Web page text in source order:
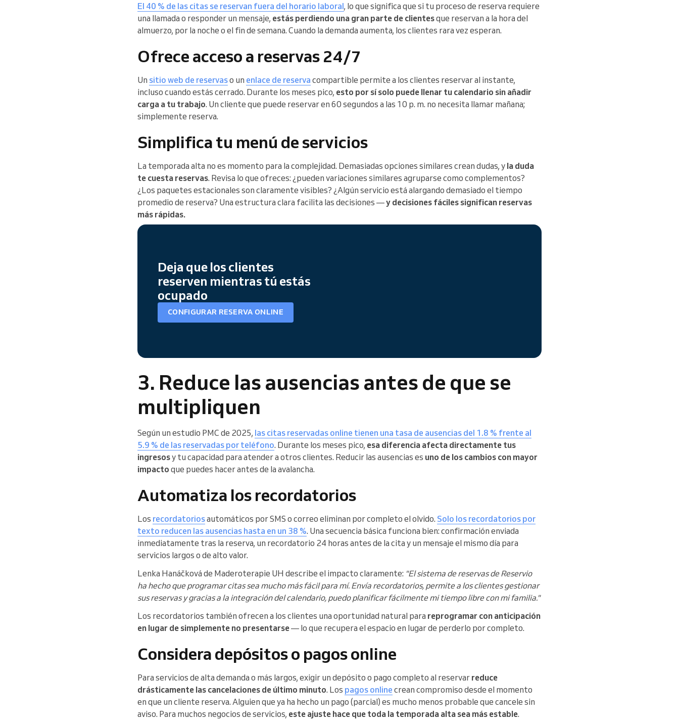
El 40 % de las citas se reservan fuera del horario laboral, lo que significa que si tu proceso de reserva requiere
una llamada o responder un mensaje, estás perdiendo una gran parte de clientesque reservan a la hora del
almuerzo, por la noche o el fin de semana. Cuando la demanda aumenta, los clientes rara vez esperan.
Ofrece acceso a reservas 24/7
Un sitio web de reservaso un enlace de reserva compartible permite a los clientes reservar al instante,
incluso cuando estás cerrado. Durante los meses pico, esto por sí solo puede llenar tu calendario sin añadir
carga a tu trabajo. Un cliente que puede reservar en 60 segundos a las 10 p. m. no necesita llamar mañana;
simplemente reserva.
Simplifica tu menú de servicios
La temporada alta no es momento para la complejidad. Demasiadas opciones similares crean dudas, y la duda
te cuesta reservas. Revisa lo que ofreces: ¿pueden variaciones similares agruparse como complementos?
¿Los paquetes estacionales son claramente visibles? ¿Algún servicio está alargando demasiado el tiempo
promedio de reserva? Una estructura clara facilita las decisiones —y decisiones fáciles significan reservas
más rápidas.
Deja que los clientes
reserven mientras tú estás
ocupado
CONFIGURAR RESERVA ONLINE
3. Reduce las ausencias antes de que se
multipliquen
Según un estudio PMC de 2025, las citas reservadas online tienen una tasa de ausencias del 1.8 % frente al
5.9 % de las reservadas por teléfono. Durante los meses pico, esa diferencia afecta directamente tus
ingresosy tu capacidad para atender a otros clientes. Reducir las ausencias es uno de los cambios con mayor
impacto que puedes hacer antes de la avalancha.
Automatiza los recordatorios
Los recordatoriosautomáticos por SMS o correo eliminan por completo el olvido. Solo los recordatorios por
texto reducen las ausencias hasta en un 38 %. Una secuencia básica funciona bien: confirmación enviada
inmediatamente tras la reserva, un recordatorio 24 horas antes de la cita y un mensaje el mismo día para
servicios largos o de alto valor.
Lenka Hanáčková de Maderoterapie UH describe el impacto claramente: "El sistema de reservas de Reservio
ha hecho que programar citas sea mucho más fácil para mí. Envía recordatorios, permite a los clientes gestionar
sus reservas y gracias a la integración del calendario, puedo planificar fácilmente mi tiempo libre con mi familia."
Los recordatorios también ofrecen a los clientes una oportunidad natural para reprogramar con anticipación
en lugar de simplemente no presentarse— lo que recupera el espacio en lugar de perderlo por completo.
Considera depósitos o pagos online
Para servicios de alta demanda o más largos, exigir un depósito o pago completo al reservar reduce
drásticamente las cancelaciones de último minuto. Los pagos online crean compromiso desde el momento
en que un cliente reserva. Alguien que ya ha hecho un pago (parcial) es mucho menos probable que cancele sin
aviso. Para muchos negocios de servicios, este ajuste hace que toda la temporada alta sea más estable.